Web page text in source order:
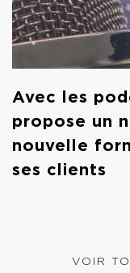
Avec les
propose un
nouvelle
ses clients
VOIR